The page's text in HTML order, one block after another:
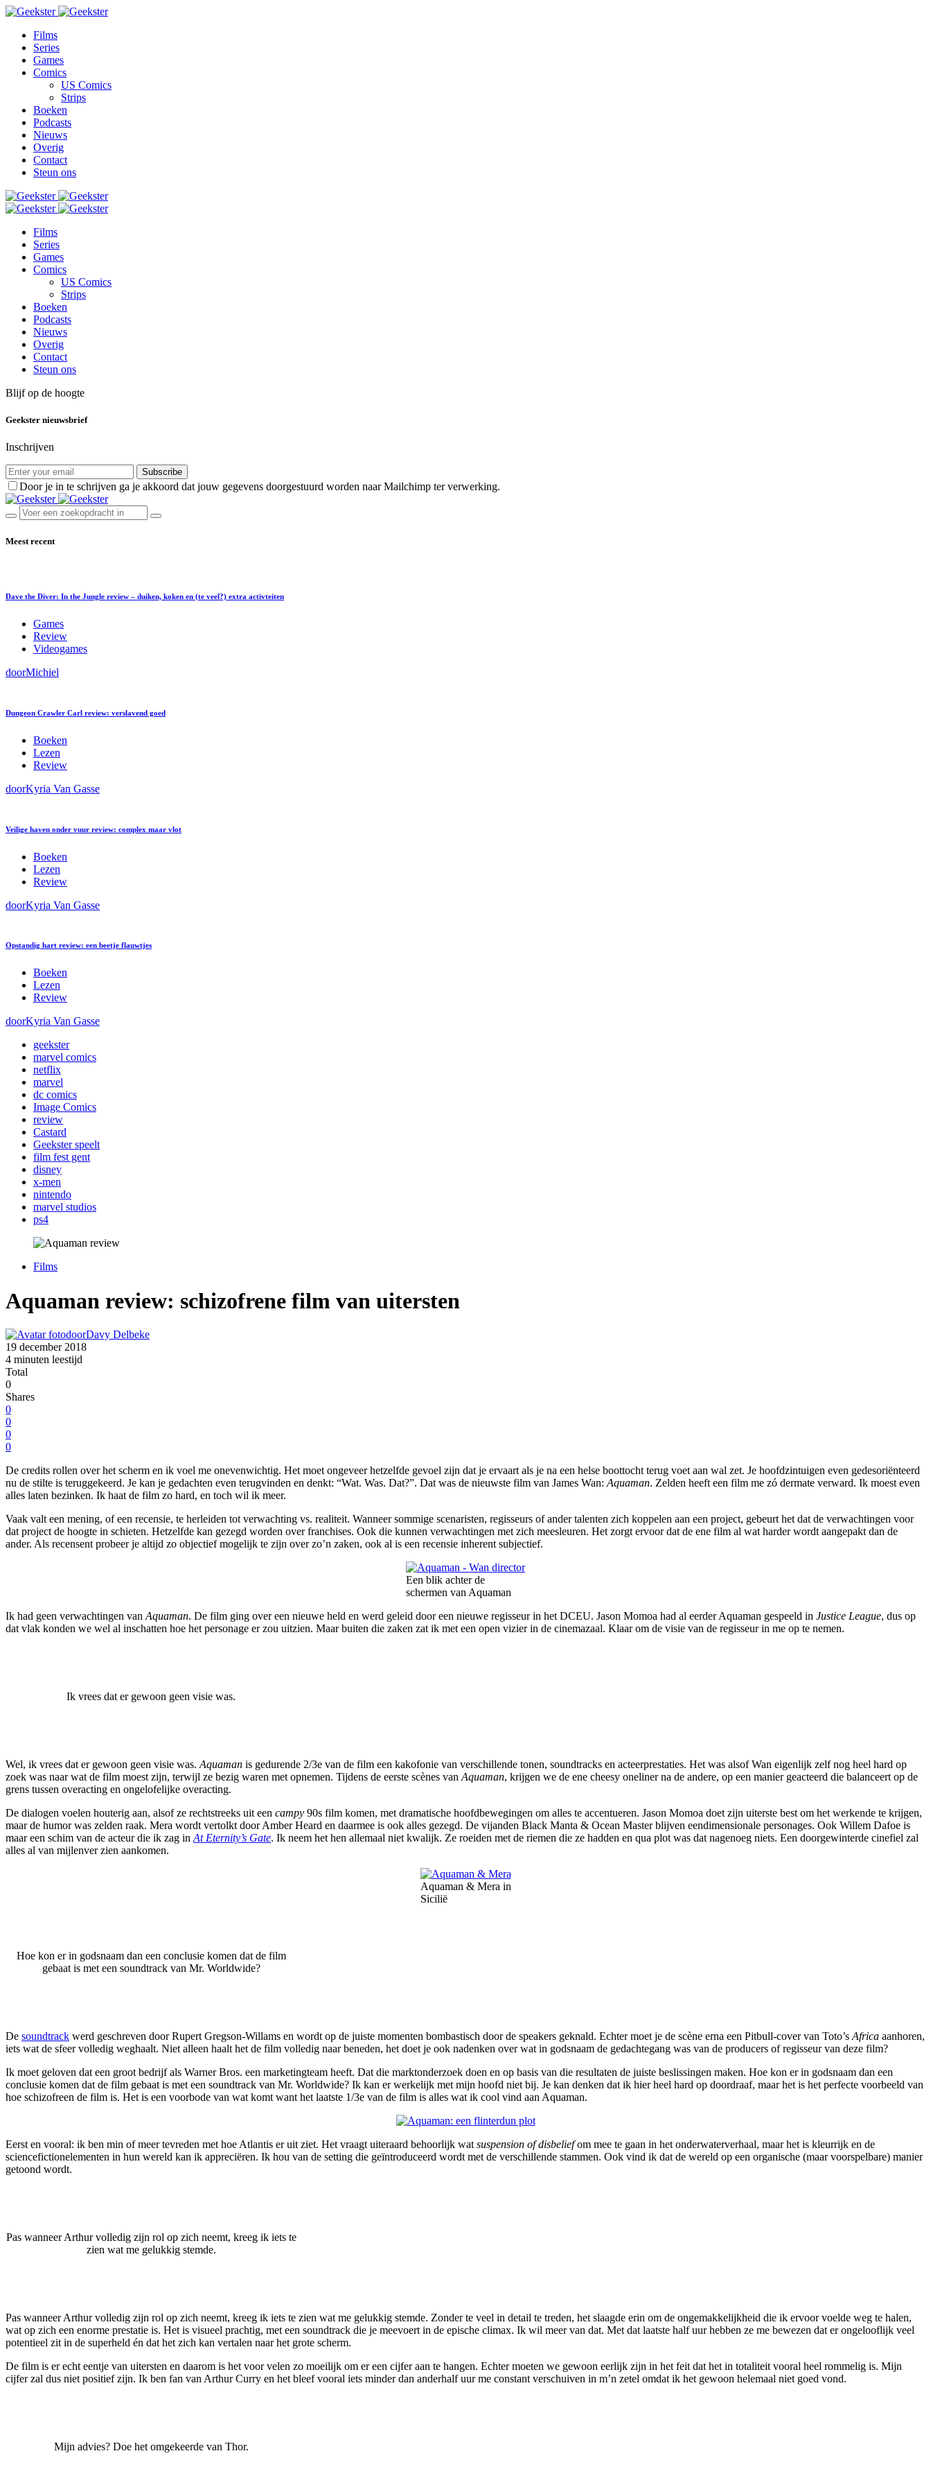
Films
Series
Games
Comics
US Comics
Strips
Boeken
Podcasts
Nieuws
Overig
Contact
Steun ons
Films
Series
Games
Comics
US Comics
Strips
Boeken
Podcasts
Nieuws
Overig
Contact
Steun ons
Blijf op de hoogte
Geekster nieuwsbrief
Inschrijven
Subscribe
Door je in te schrijven ga je akkoord dat jouw gegevens doorgestuurd worden naar Mailchimp ter verwerking.
Meest recent
Dave the Diver: In the Jungle review – duiken, koken en (te veel?) extra activteiten
Games
Review
Videogames
doorMichiel
Dungeon Crawler Carl review: verslavend goed
Boeken
Lezen
Review
doorKyria Van Gasse
Veilige haven onder vuur review: complex maar vlot
Boeken
Lezen
Review
doorKyria Van Gasse
Opstandig hart review: een beetje flauwtjes
Boeken
Lezen
Review
doorKyria Van Gasse
geekster
marvel comics
netflix
marvel
dc comics
Image Comics
review
Castard
Geekster speelt
film fest gent
disney
x-men
nintendo
marvel studios
ps4
Films
Aquaman review: schizofrene film van uitersten
doorDavy Delbeke
19 december 2018
4 minuten leestijd
Total
0
Shares
0
0
0
0
De credits rollen over het scherm en ik voel me onevenwichtig. Het moet ongeveer hetzelfde gevoel zijn dat je ervaart als je na een helse boottocht terug voet aan wal zet. Je hoofdzintuigen even gedesoriënteerd
nu de stilte is teruggekeerd. Je kan je gedachten even terugvinden en denkt: “Wat. Was. Dat?”. Dat was de nieuwste film van James Wan: Aquaman. Zelden heeft een film me zó dermate verward. Ik moest even
alles laten bezinken. Ik haat de film zo hard, en toch wil ik meer.
Vaak valt een mening, of een recensie, te herleiden tot verwachting vs. realiteit. Wanneer sommige scenaristen, regisseurs of ander talenten zich koppelen aan een project, gebeurt het dat de verwachtingen voor
dat project de hoogte in schieten. Hetzelfde kan gezegd worden over franchises. Ook die kunnen verwachtingen met zich meesleuren. Het zorgt ervoor dat de ene film al wat harder wordt aangepakt dan de
ander. Als recensent probeer je altijd zo objectief mogelijk te zijn over zo’n zaken, ook al is een recensie inherent subjectief.
Een blik achter de
schermen van Aquaman
Ik had geen verwachtingen van Aquaman. De film ging over een nieuwe held en werd geleid door een nieuwe regisseur in het DCEU. Jason Momoa had al eerder Aquaman gespeeld in Justice League, dus op
dat vlak konden we wel al inschatten hoe het personage er zou uitzien. Maar buiten die zaken zat ik met een open vizier in de cinemazaal. Klaar om de visie van de regisseur in me op te nemen.
Ik vrees dat er gewoon geen visie was.
Wel, ik vrees dat er gewoon geen visie was. Aquaman is gedurende 2/3e van de film een kakofonie van verschillende tonen, soundtracks en acteerprestaties. Het was alsof Wan eigenlijk zelf nog heel hard op
zoek was naar wat de film moest zijn, terwijl ze bezig waren met opnemen. Tijdens de eerste scènes van Aquaman, krijgen we de ene cheesy oneliner na de andere, op een manier geacteerd die balanceert op de
grens tussen overacting en ongelofelijke overacting.
De dialogen voelen houterig aan, alsof ze rechtstreeks uit een campy 90s film komen, met dramatische hoofdbewegingen om alles te accentueren. Jason Momoa doet zijn uiterste best om het werkende te krijgen,
maar de humor was zelden raak. Mera wordt vertolkt door Amber Heard en daarmee is ook alles gezegd. De vijanden Black Manta & Ocean Master blijven eendimensionale personages. Ook Willem Dafoe is
maar een schim van de acteur die ik zag in At Eternity’s Gate. Ik neem het hen allemaal niet kwalijk. Ze roeiden met de riemen die ze hadden en qua plot was dat nagenoeg niets. Een doorgewinterde cinefiel zal
alles al van mijlenver zien aankomen.
Aquaman & Mera in
Sicilië
Hoe kon er in godsnaam dan een conclusie komen dat de film
gebaat is met een soundtrack van Mr. Worldwide?
De soundtrack werd geschreven door Rupert Gregson-Willams en wordt op de juiste momenten bombastisch door de speakers geknald. Echter moet je de scène erna een Pitbull-cover van Toto’s Africa aanhoren,
iets wat de sfeer volledig weghaalt. Niet alleen haalt het de film volledig naar beneden, het doet je ook nadenken over wat in godsnaam de gedachtegang was van de producers of regisseur van deze film?
Ik moet geloven dat een groot bedrijf als Warner Bros. een marketingteam heeft. Dat die marktonderzoek doen en op basis van die resultaten de juiste beslissingen maken. Hoe kon er in godsnaam dan een
conclusie komen dat de film gebaat is met een soundtrack van Mr. Worldwide? Ik kan er werkelijk met mijn hoofd niet bij. Je kan denken dat ik hier heel hard op doordraaf, maar het is het perfecte voorbeeld van
hoe schizofreen de film is. Het is een voorbode van wat komt want het laatste 1/3e van de film is alles wat ik cool vind aan Aquaman.
Eerst en vooral: ik ben min of meer tevreden met hoe Atlantis er uit ziet. Het vraagt uiteraard behoorlijk wat suspension of disbeliefom mee te gaan in het onderwaterverhaal, maar het is kleurrijk en de
sciencefictionelementen in hun wereld kan ik appreciëren. Ik hou van de setting die geïntroduceerd wordt met de verschillende stammen. Ook vind ik dat de wereld op een organische (maar voorspelbare) manier
getoond wordt.
Pas wanneer Arthur volledig zijn rol op zich neemt, kreeg ik iets te
zien wat me gelukkig stemde.
Pas wanneer Arthur volledig zijn rol op zich neemt, kreeg ik iets te zien wat me gelukkig stemde. Zonder te veel in detail te treden, het slaagde erin om de ongemakkelijkheid die ik ervoor voelde weg te halen,
wat op zich een enorme prestatie is. Het is visueel prachtig, met een soundtrack die je meevoert in de epische climax. Ik wil meer van dat. Met dat laatste half uur hebben ze me bewezen dat er ongelooflijk veel
potentieel zit in de superheld én dat het zich kan vertalen naar het grote scherm.
De film is er echt eentje van uitersten en daarom is het voor velen zo moeilijk om er een cijfer aan te hangen. Echter moeten we gewoon eerlijk zijn in het feit dat het in totaliteit vooral heel rommelig is. Mijn
cijfer zal dus niet positief zijn. Ik ben fan van Arthur Curry en het bleef vooral iets minder dan anderhalf uur me constant verschuiven in m’n zetel omdat ik het gewoon helemaal niet goed vond.
Mijn advies? Doe het omgekeerde van Thor.